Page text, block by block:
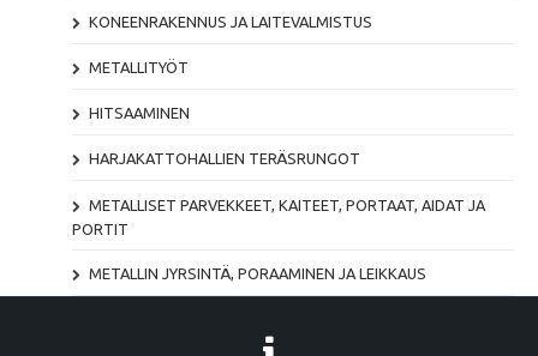
KONEENRAKENNUS JA LAITEVALMISTUS
METALLITYÖT
HITSAAMINEN
HARJAKATTOHALLIEN TERÄSRUNGOT
METALLISET PARVEKKEET, KAITEET, PORTAAT, AIDAT JA
PORTIT
METALLIN JYRSINTÄ, PORAAMINEN JA LEIKKAUS